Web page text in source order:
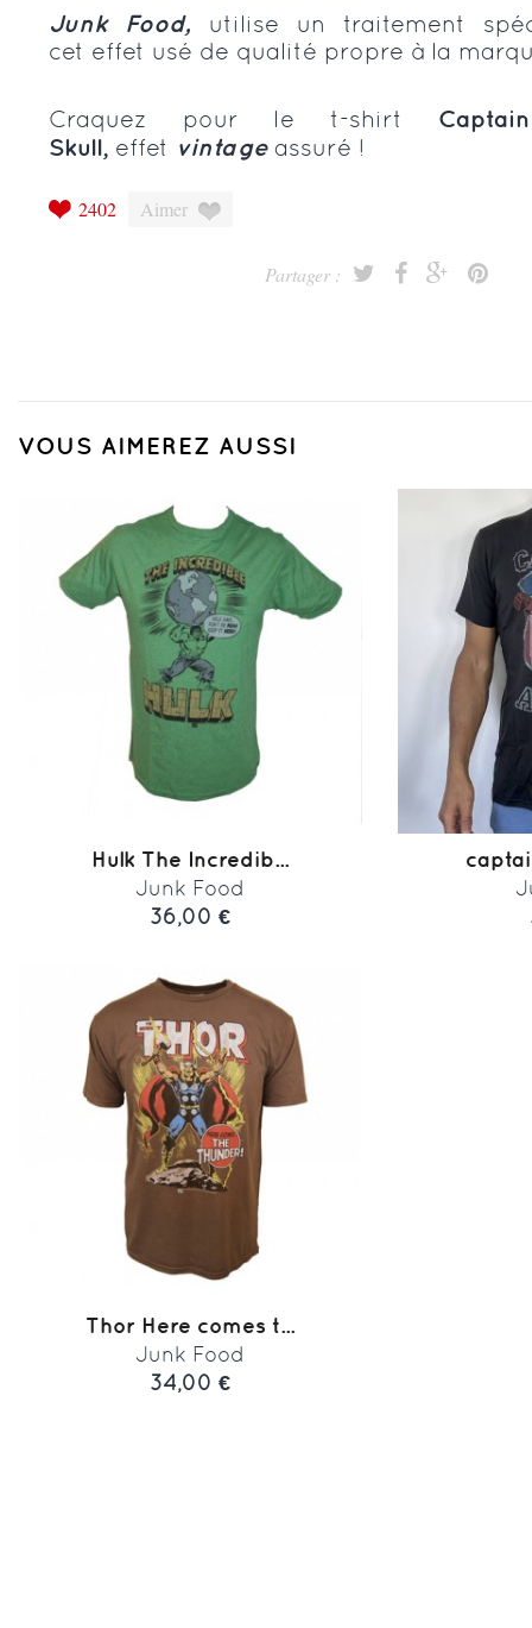
Junk Food, utilise un traitement
cet effet usé de qualité propre à la
Craquez pour le t-shirt
Skull, effet vintageassuré !
Partager :
Aimer
2402
VOUS AIMEREZ AUSSI
Hulk The Incredib...
Junk Food
36,00 €
Thor Here comes t...
Junk Food
34,00 €